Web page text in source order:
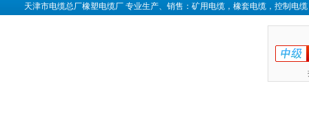
天津市电缆总厂橡塑电缆厂 专业生产、销售：矿用电缆，橡套电缆，控制电